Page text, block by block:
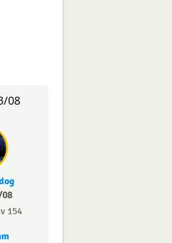
08
154